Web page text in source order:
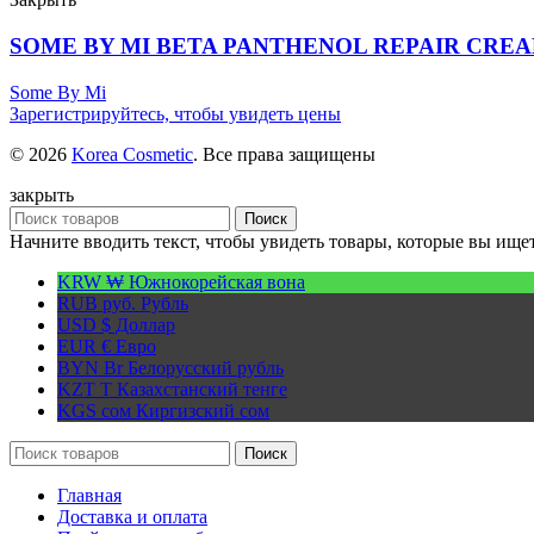
SOME BY MI BETA PANTHENOL REPAIR
Some By Mi
Зарегистрируйтесь, чтобы увидеть цены
© 2026 Korea Cosmetic. Все права защищены
закрыть
Поиск
Начните вводить текст, чтобы увидеть товары, которые вы
KRW ₩ Южнокорейская вона
RUB руб. Рубль
USD $ Доллар
EUR € Евро
BYN BrБелорусский рубль
KZT T Казахстанский тенге
KGS сом Киргизский сом
Поиск
Главная
Доставка и оплата